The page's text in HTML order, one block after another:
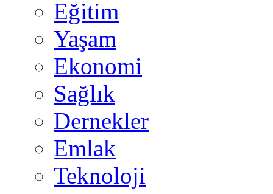
Eğitim
Yaşam
Ekonomi
Sağlık
Dernekler
Emlak
Teknoloji